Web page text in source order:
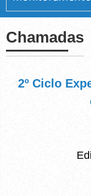
Chamadas
2º Ciclo